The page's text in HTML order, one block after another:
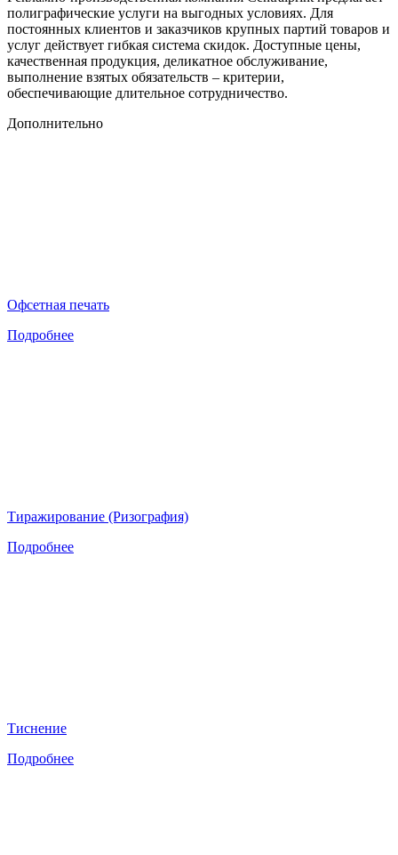
полиграфические услуги на выгодных условиях. Для
постоянных клиентов и заказчиков крупных партий товаров и
услуг действует гибкая система скидок. Доступные цены,
качественная продукция, деликатное обслуживание,
выполнение взятых обязательств – критерии,
обеспечивающие длительное сотрудничество.
Дополнительно
Офсетная печать
Подробнее
Тиражирование (Ризография)
Подробнее
Тиснение
Подробнее